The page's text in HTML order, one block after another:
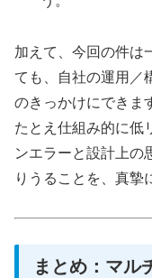
加えて、今回の件は
ても、自社の運用／
のきっかけにできま
たとえ仕組み的に低
ンエラーと設計上の
りうることを、真摯
まとめ：マル